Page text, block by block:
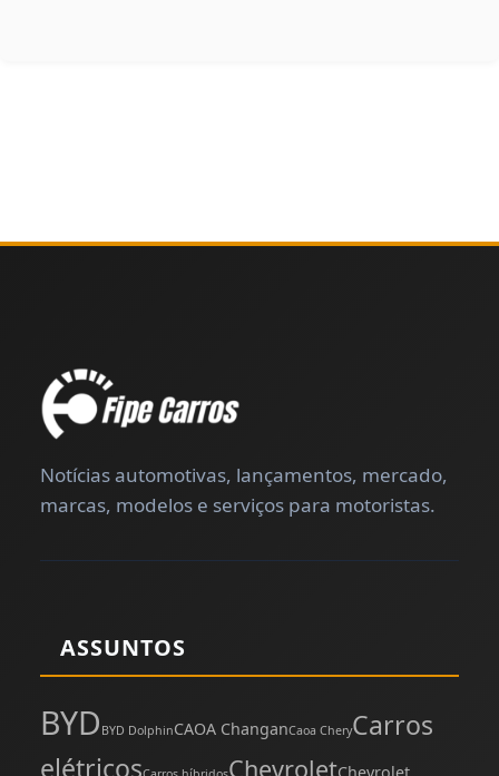
Notícias automotivas, lançamentos, mercado,
marcas, modelos e serviços para motoristas.
ASSUNTOS
BYD BYD DolphinCAOA ChanganCaoa CheryCarros
elétricos
ChevroletChevrolet